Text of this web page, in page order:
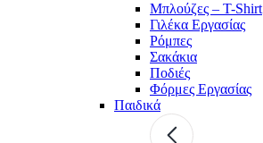
Μπλούζες – T-Shirt
Γιλέκα Εργασίας
Ρόμπες
Σακάκια
Ποδιές
Φόρμες Εργασίας
Παιδικά